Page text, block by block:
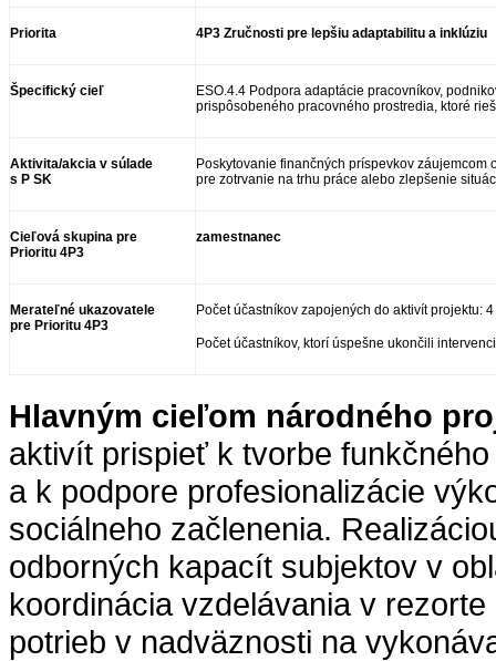
Priorita 4P3 Zručnosti pre lepšiu adaptabilitu a inklúziu
Špecifický cieľ
ESO.4.4 Podpora adaptácie pracovníkov,
prispôsobeného pracovného prostredia, ktoré
Aktivita/akcia v súlade
s P SK
Poskytovanie finančných príspevkov
pre zotrvanie na trhu práce alebo zlepšenie
Cieľová skupina pre
Prioritu 4P3
zamestnanec
Merateľné ukazovatele
pre Prioritu 4P3
Počet účastníkov zapojených do aktivít projektu:
Počet účastníkov, ktorí úspešne ukončili
Hlavným cieľom národného
aktivít prispieť k tvorbe
a k podpore profesionalizácie
sociálneho začlenenia.
odborných kapacít subjektov v
koordinácia vzdelávania v
potrieb v nadväznosti na